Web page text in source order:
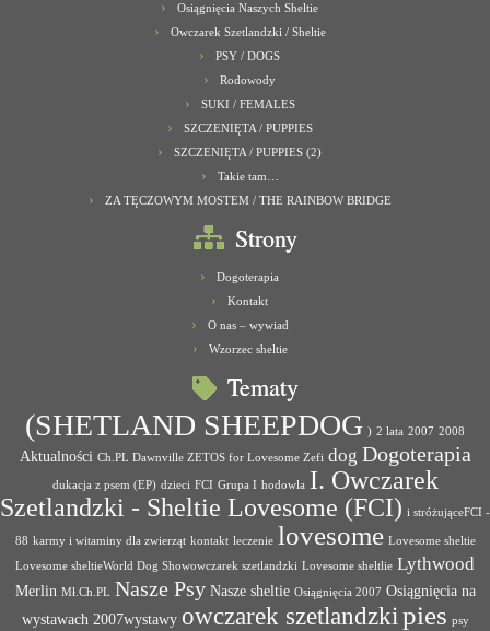
Osiągnięcia Naszych Sheltie
Owczarek Szetlandzki / Sheltie
PSY / DOGS
Rodowody
SUKI / FEMALES
SZCZENIĘTA / PUPPIES
SZCZENIĘTA / PUPPIES (2)
Takie tam…
ZA TĘCZOWYM MOSTEM / THE RAINBOW BRIDGE
Strony
Dogoterapia
Kontakt
O nas – wywiad
Wzorzec sheltie
Tematy
(SHETLAND SHEEPDOG ) 2 lata 2007 2008
Aktualności Ch.PL Dawnville ZETOS for Lovesome Zefi dog Dogoterapia
dukacja z psem (EP) dzieci FCI Grupa I hodowla I. Owczarek
Szetlandzki - Sheltie Lovesome (FCI) i stróżująceFCI -
88 karmy i witaminy dla zwierząt kontakt leczenie lovesome Lovesome sheltie
Lovesome sheltieWorld Dog Showowczarek szetlandzki Lovesome sheltlie Lythwood
Merlin Mł.Ch.PL Nasze Psy Nasze sheltie Osiągnięcia 2007 Osiągnięcia na
wystawach 2007wystawy owczarek szetlandzkipies psy